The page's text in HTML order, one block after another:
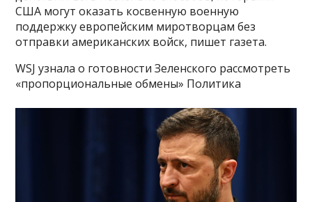
США могут оказать косвенную военную
поддержку европейским миротворцам без
отправки американских войск, пишет газета.
WSJ узнала о готовности Зеленского рассмотреть
«пропорциональные обмены» Политика